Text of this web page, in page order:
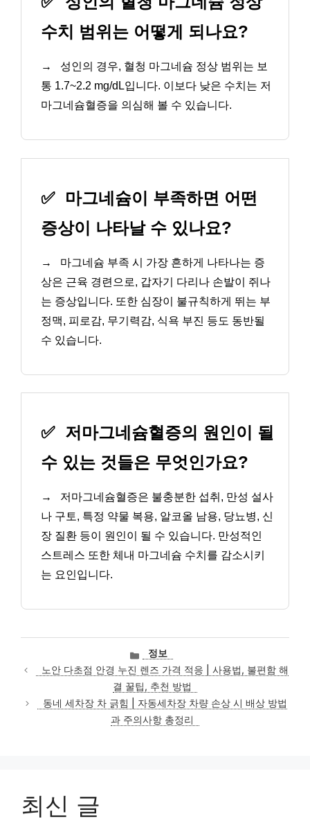
수치 범위는 어떻게 되나요?
→
성인의 경우, 혈청 마그네슘 정상 범위는 보
통 1.7~2.2 mg/dL입니다. 이보다 낮은 수치는 저
마그네슘혈증을 의심해 볼 수 있습니다.
✅
마그네슘이 부족하면 어떤
증상이 나타날 수 있나요?
→
마그네슘 부족 시 가장 흔하게 나타나는 증
상은 근육 경련으로, 갑자기 다리나 손발이 쥐나
는 증상입니다. 또한 심장이 불규칙하게 뛰는 부
정맥, 피로감, 무기력감, 식욕 부진 등도 동반될
수 있습니다.
✅ 저마그네슘혈증의 원인이 될
수 있는 것들은 무엇인가요?
→
저마그네슘혈증은 불충분한 섭취, 만성 설사
나 구토, 특정 약물 복용, 알코올 남용, 당뇨병, 신
장 질환 등이 원인이 될 수 있습니다. 만성적인
스트레스 또한 체내 마그네슘 수치를 감소시키
는 요인입니다.
카
테
고
리
정보
노안 다초점 안경 누진 렌즈 가격 적응 | 사용법, 불편함 해
결 꿀팁, 추천 방법
동네 세차장 차 긁힘 | 자동세차장 차량 손상 시 배상 방법
과 주의사항 총정리
최신 글